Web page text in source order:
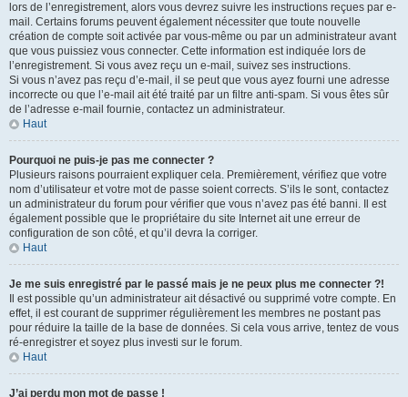
lors de l’enregistrement, alors vous devrez suivre les instructions reçues par e-
mail. Certains forums peuvent également nécessiter que toute nouvelle
création de compte soit activée par vous-même ou par un administrateur avant
que vous puissiez vous connecter. Cette information est indiquée lors de
l’enregistrement. Si vous avez reçu un e-mail, suivez ses instructions.
Si vous n’avez pas reçu d’e-mail, il se peut que vous ayez fourni une adresse
incorrecte ou que l’e-mail ait été traité par un filtre anti-spam. Si vous êtes sûr
de l’adresse e-mail fournie, contactez un administrateur.
Haut
Pourquoi ne puis-je pas me connecter ?
Plusieurs raisons pourraient expliquer cela. Premièrement, vérifiez que votre
nom d’utilisateur et votre mot de passe soient corrects. S’ils le sont, contactez
un administrateur du forum pour vérifier que vous n’avez pas été banni. Il est
également possible que le propriétaire du site Internet ait une erreur de
configuration de son côté, et qu’il devra la corriger.
Haut
Je me suis enregistré par le passé mais je ne peux plus me connecter ?!
Il est possible qu’un administrateur ait désactivé ou supprimé votre compte. En
effet, il est courant de supprimer régulièrement les membres ne postant pas
pour réduire la taille de la base de données. Si cela vous arrive, tentez de vous
ré-enregistrer et soyez plus investi sur le forum.
Haut
J’ai perdu mon mot de passe !